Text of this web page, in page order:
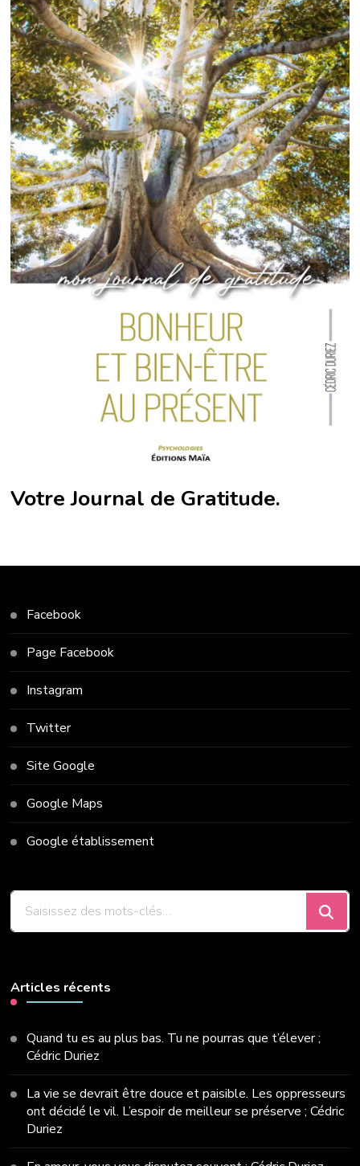
Votre Journal de Gratitude.
Facebook
Page Facebook
Instagram
Twitter
Site Google
Google Maps
Google établissement
?
Articles récents
Quand tu es au plus bas. Tu ne pourras que t’élever ;
Cédric Duriez
La vie se devrait être douce et paisible. Les oppresseurs
ont décidé le vil. L’espoir de meilleur se préserve ; Cédric
Duriez